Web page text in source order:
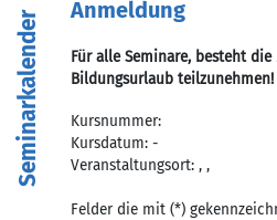
Seminarkalender
Anmeldung
Für alle Seminare, besteht
Bildungsurlaub teilzunehmen!
Kursnummer:
Kursdatum: -
Veranstaltungsort: , ,
Felder die mit (*)